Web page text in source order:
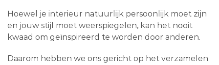
Hoewel je interieur natuurlijk persoonlijk moet zijn
en jouw stijl moet weerspiegelen, kan het nooit
kwaad om geïnspireerd te worden door anderen.
Daarom hebben we ons gericht op het verzamelen